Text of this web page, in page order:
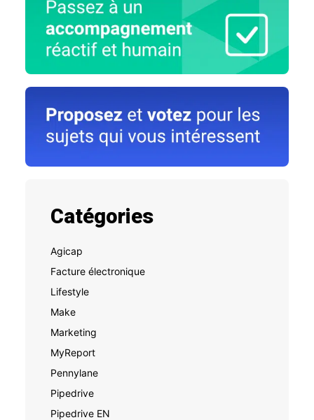
Catégories
Agicap
Facture électronique
Lifestyle
Make
Marketing
MyReport
Pennylane
Pipedrive
Pipedrive EN